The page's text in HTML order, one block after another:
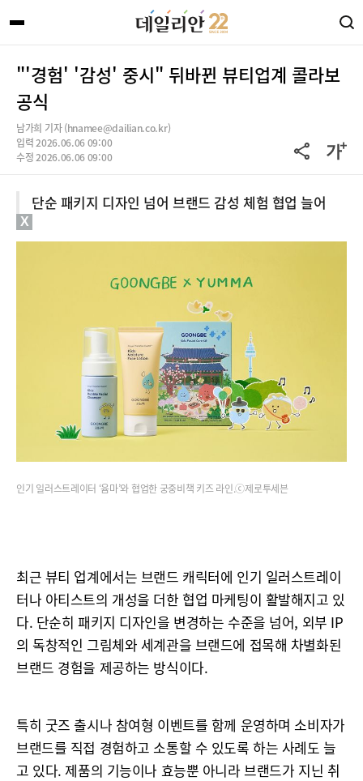
"'경험' '감성' 중시" 뒤바뀐 뷰티업계 콜라보
공식
남가희 기자 (hnamee@dailian.co.kr)
입력 2026.06.06 09:00
수정 2026.06.06 09:00
단순 패키지 디자인 넘어 브랜드 감성 체험 협업 늘어
인기 일러스트레이터 ‘윰마’와 협업한 궁중비책 키즈 라인.ⓒ제로투세븐
최근 뷰티 업계에서는 브랜드 캐릭터에 인기 일러스트레이
터나 아티스트의 개성을 더한 협업 마케팅이 활발해지고 있
다. 단순히 패키지 디자인을 변경하는 수준을 넘어, 외부 IP
의 독창적인 그림체와 세계관을 브랜드에 접목해 차별화된
브랜드 경험을 제공하는 방식이다.
특히 굿즈 출시나 참여형 이벤트를 함께 운영하며 소비자가
브랜드를 직접 경험하고 소통할 수 있도록 하는 사례도 늘
고 있다. 제품의 기능이나 효능뿐 아니라 브랜드가 지닌 취
X